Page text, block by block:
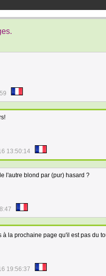
13:50:14
l'autre blond par (pur) hasard ?
à la prochaine page qu'il est pas du
19:56:37